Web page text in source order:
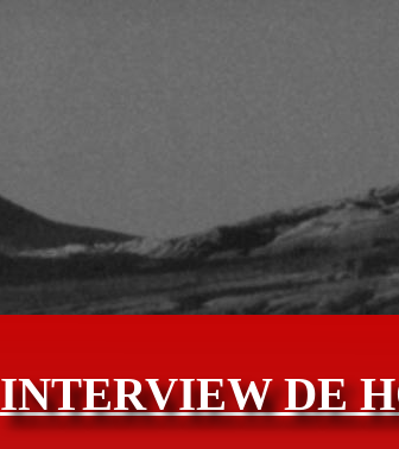
INTERVIEW DE